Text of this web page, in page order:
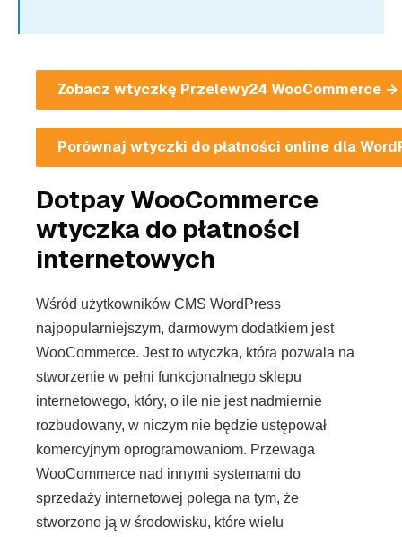
Zobacz wtyczkę Przelewy24 WooCommerce →
Porównaj wtyczki do płatności online dla
Dotpay WooCommerce
wtyczka do płatności
internetowych
Wśród użytkowników CMS WordPress
najpopularniejszym, darmowym dodatkiem jest
WooCommerce. Jest to wtyczka, która pozwala na
stworzenie w pełni funkcjonalnego sklepu
internetowego, który, o ile nie jest nadmiernie
rozbudowany, w niczym nie będzie ustępował
komercyjnym oprogramowaniom. Przewaga
WooCommerce nad innymi systemami do
sprzedaży internetowej polega na tym, że
stworzono ją w środowisku, które wielu